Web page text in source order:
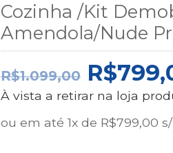
Cozinha /Kit
Amendola/Nude
R$1.099,00 O
PREÇO
ERA:
R$
À vista a retirar na loja
ou em até 1x de R$799,00